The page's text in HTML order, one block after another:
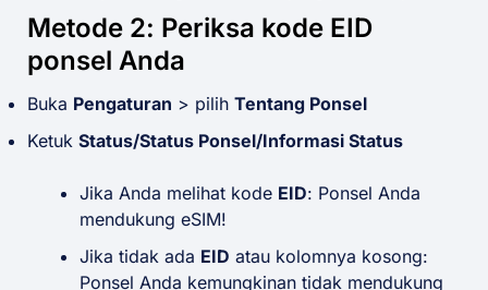
Metode 2: Periksa kode EID
ponsel Anda
Buka Pengaturan > pilih Tentang Ponsel
Ketuk Status/Status Ponsel/Informasi Status
Jika Anda melihat kode EID: Ponsel Anda
mendukung eSIM!
Jika tidak ada EID atau kolomnya kosong:
Ponsel Anda kemungkinan tidak mendukung